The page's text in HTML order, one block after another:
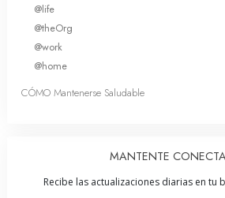
@life
@theOrg
@work
@home
CÓMO Mantenerse Saludable
MANTENTE
Recibe las actualizaciones diarias en tu